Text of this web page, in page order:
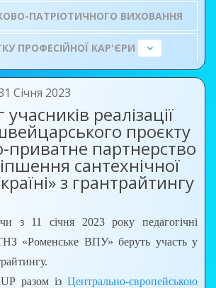
ПАТРІОТИЧНОГО ВИХОВАННЯ
ПРОФЕСІЙНОЇ КАР'ЄРИ
Січня 2023
учасників реалізації
проєкту
приватне партнерство
сантехнічної
з грантрайтингу
січня 2023 року педагогічні
«Роменське ВПУ» беруть участь у
разом із Центрально-європейською